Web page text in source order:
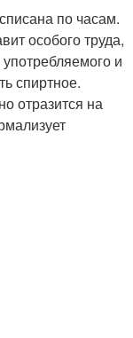
по часам.
особого труда,
и
спиртное.
отразится на